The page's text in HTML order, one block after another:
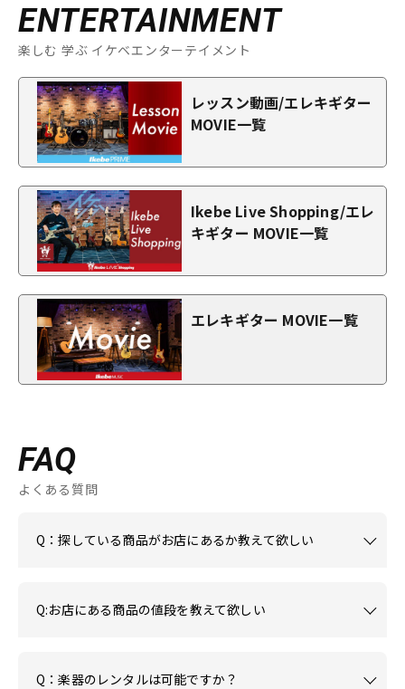
ENTERTAINMENT
楽しむ 学ぶ イケベエンターテイメント
レッスン動画/エレキギター
MOVIE一覧
Ikebe Live Shopping/エレ
キギター MOVIE一覧
エレキギター MOVIE一覧
FAQ
よくある質問
Q：探している商品がお店にあるか教えて欲しい
Q:お店にある商品の値段を教えて欲しい
Q：楽器のレンタルは可能ですか？